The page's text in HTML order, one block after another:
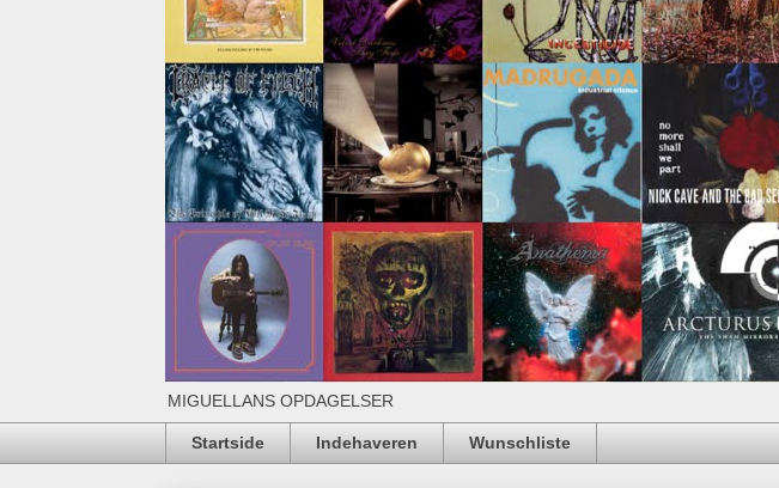
MIGUELLANS OPDAGELSER
Startside Indehaveren Wunschliste